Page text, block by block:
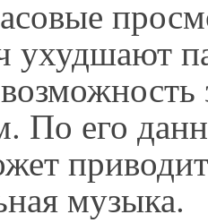
ухудшают
По его
музыка.